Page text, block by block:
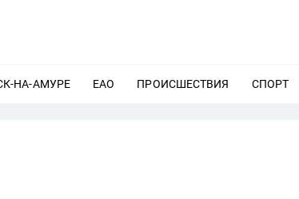
НА-АМУРЕ ЕЩЕ
ЕАО ЕЩЕ
ПРОИСШЕСТВИЯ ЕЩЕ
СПОРТ